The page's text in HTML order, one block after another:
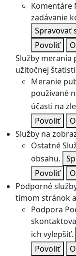
Komentáre
zadávanie
Spravovať
Povoliť
Služby merania
užitočnej
Meranie
používané
účasti na
Povoliť
Služby na
Ostatné
obsahu.
Povoliť
Podporné
tímom stránok
Podpora
ich vylepšiť.
Povoliť